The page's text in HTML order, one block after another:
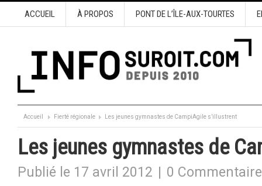
ACCUEIL À PROPOS PONT DE L’ÎLE-AUX-TOURTES
Accueil Fierté régionale Les jeunes gymnastes de CampiAgile s’illustrent
Les jeunes gymnastes de
Publié le 17 avril 2012 0 Commentaire